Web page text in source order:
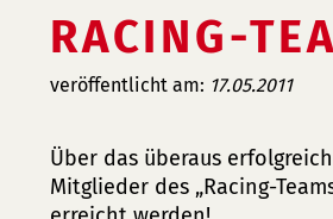
RACING-
veröffentlicht am: 17.05.2011
Über das überaus
Mitglieder des „Racing-